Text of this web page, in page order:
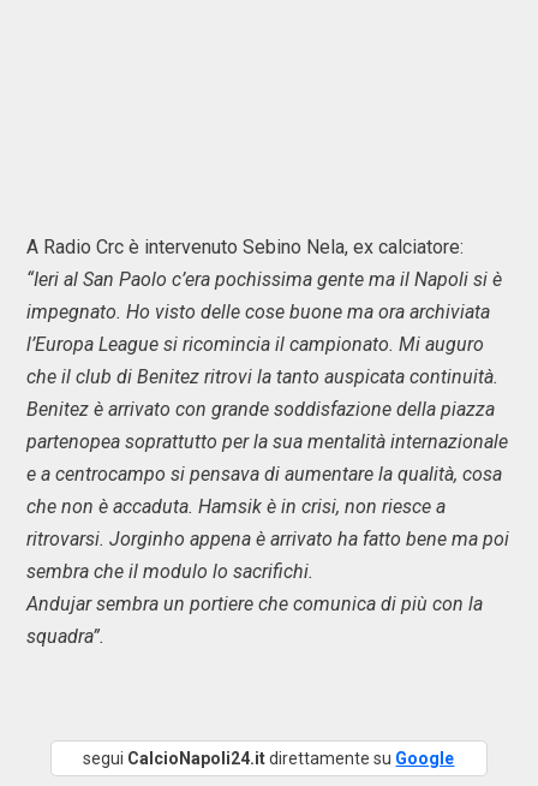
A Radio Crc è intervenuto Sebino Nela, ex calciatore:
“Ieri al San Paolo c’era pochissima gente ma il Napoli si è
impegnato. Ho visto delle cose buone ma ora archiviata
l’Europa League si ricomincia il campionato. Mi auguro
che il club di Benitez ritrovi la tanto auspicata continuità.
Benitez è arrivato con grande soddisfazione della piazza
partenopea soprattutto per la sua mentalità internazionale
e a centrocampo si pensava di aumentare la qualità, cosa
che non è accaduta. Hamsik è in crisi, non riesce a
ritrovarsi. Jorginho appena è arrivato ha fatto bene ma poi
sembra che il modulo lo sacrifichi.
Andujar sembra un portiere che comunica di più con la
squadra”.
segui CalcioNapoli24.itdirettamente su Google